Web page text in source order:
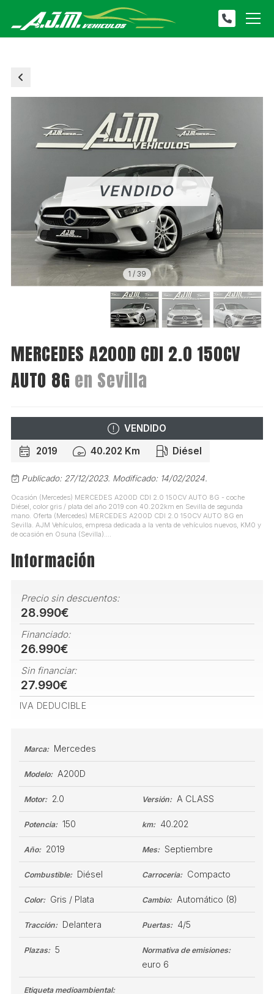
1 / 39
MERCEDES A200D CDI 2.0 150CV
AUTO 8G en Sevilla
VENDIDO
2019
40.202 Km Diésel
Publicado: 27/12/2023. Modificado: 14/02/2024.
Ocasión (Mercedes) MERCEDES A200D CDI 2.0 150CV AUTO 8G - coche
Diésel, color gris / plata del año 2019 con 40.202km en Sevilla de segunda
mano. Oferta (Mercedes) MERCEDES A200D CDI 2.0 150CV AUTO 8G en
Sevilla. AJM Vehículos, empresa dedicada a la venta de vehículos nuevos, KM0 y
de ocasión en Osuna (Sevilla)....
Información
Precio sin descuentos:
28.990€
Financiado:
26.990€
Sin financiar:
27.990€
IVA DEDUCIBLE
Marca: Mercedes
Modelo: A200D
Motor: 2.0 Versión: A CLASS
Potencia: 150 km: 40.202
Año: 2019 Mes: Septiembre
Combustible: Diésel Carroceria: Compacto
Color: Gris / Plata Cambio: Automático (8)
Tracción: Delantera Puertas: 4/5
Plazas: 5 Normativa de emisiones:
euro 6
Etiqueta medioambiental: